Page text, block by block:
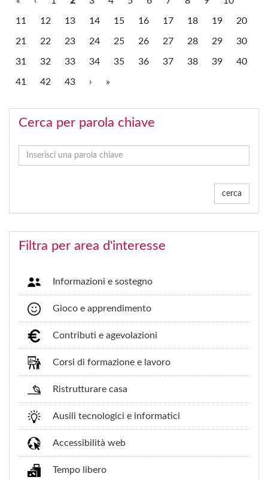
11 12 13 14 15 16 17 18 19 20
21 22 23 24 25 26 27 28 29 30
31 32 33 34 35 36 37 38 39 40
41 42 43 › »
Cerca per parola chiave
cerca
Filtra per area d'interesse
Informazioni e sostegno
Gioco e apprendimento
Contributi e agevolazioni
Corsi di formazione e lavoro
Ristrutturare casa
Ausili tecnologici e informatici
Accessibilità web
Tempo libero